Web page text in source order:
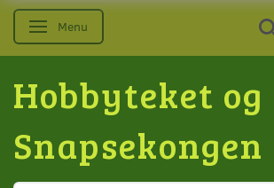
Skifte navigation
Menu
Hobbyteket og
Snapsekongen